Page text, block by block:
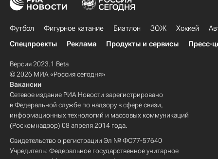
Футбол Фигурное катание Биатлон ЗОЖ Хоккей
Спецпроекты
Реклама Продукты и сервисы Пресс-
Версия 2023.1 Beta
© 2026 МИА «Россия сегодня»
Вакансии
Сетевое издание РИА Новости зарегистрировано
в Федеральной службе по надзору в сфере связи,
информационных технологий и массовых коммуникаций
(Роскомнадзор) 08 апреля 2014 года.
Свидетельство о регистрации Эл № ФС77-57640
Учредитель: Федеральное государственное унитарное